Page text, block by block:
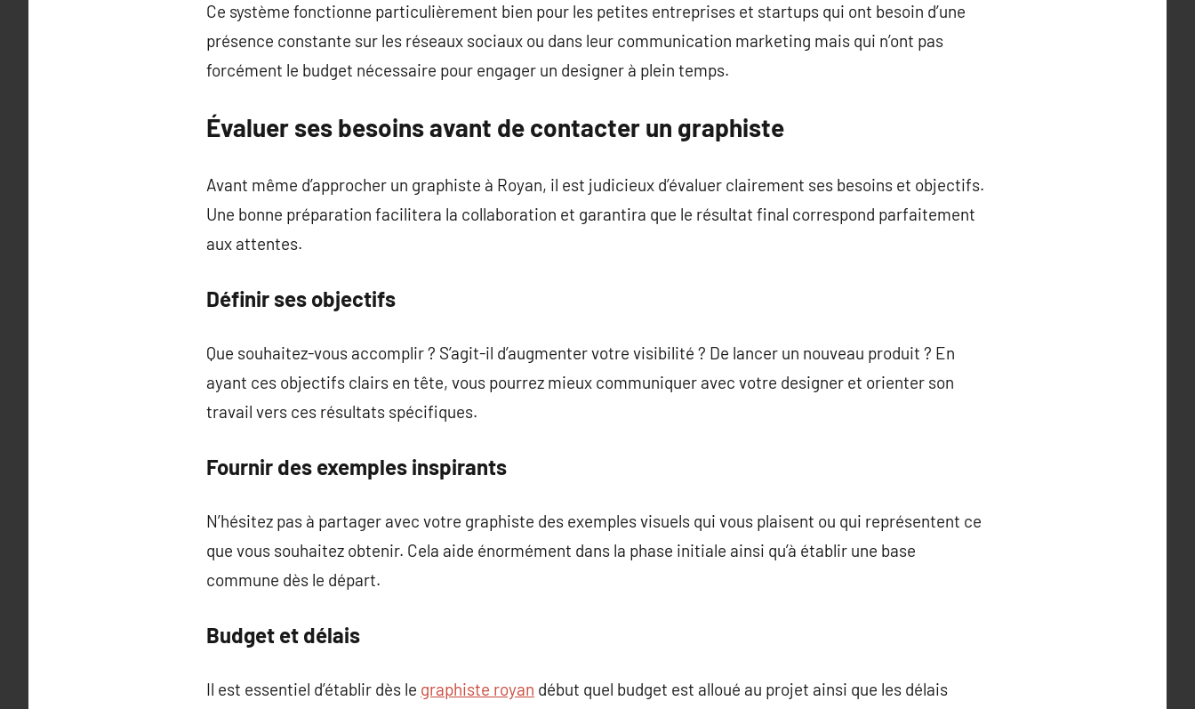
Ce système fonctionne particulièrement bien pour les petites entreprises et startups qui ont besoin d’une
présence constante sur les réseaux sociaux ou dans leur communication marketing mais qui n’ont pas
forcément le budget nécessaire pour engager un designer à plein temps.
Évaluer ses besoins avant de contacter un graphiste
Avant même d’approcher un graphiste à Royan, il est judicieux d’évaluer clairement ses besoins et objectifs.
Une bonne préparation facilitera la collaboration et garantira que le résultat final correspond parfaitement
aux attentes.
Définir ses objectifs
Que souhaitez-vous accomplir ? S’agit-il d’augmenter votre visibilité ? De lancer un nouveau produit ? En
ayant ces objectifs clairs en tête, vous pourrez mieux communiquer avec votre designer et orienter son
travail vers ces résultats spécifiques.
Fournir des exemples inspirants
N’hésitez pas à partager avec votre graphiste des exemples visuels qui vous plaisent ou qui représentent ce
que vous souhaitez obtenir. Cela aide énormément dans la phase initiale ainsi qu’à établir une base
commune dès le départ.
Budget et délais
Il est essentiel d’établir dès le graphiste royan début quel budget est alloué au projet ainsi que les délais